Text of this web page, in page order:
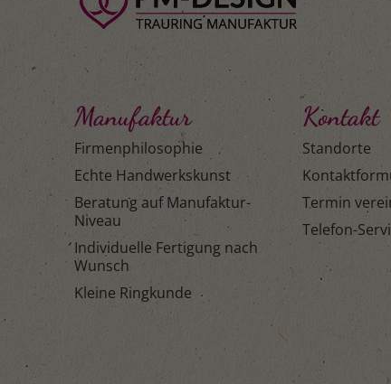
Manufaktur
Firmenphilosophie
Echte Handwerkskunst
Beratung auf Manufaktur-
Niveau
Individuelle Fertigung nach
Wunsch
Kleine Ringkunde
Kontakt
Standorte
Termin
Telefon-